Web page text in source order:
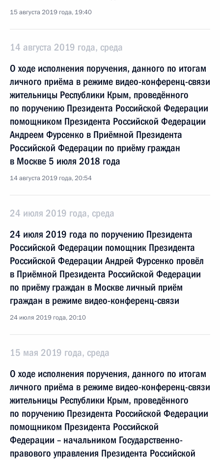
15 августа 2019 года, 19:40
14 августа 2019 года, среда
О ходе исполнения поручения, данного по итогам
личного приёма в режиме видео-конференц-связи
жительницы Республики Крым, проведённого
по поручению Президента Российской Федерации
помощником Президента Российской Федерации
Андреем Фурсенко в Приёмной Президента
Российской Федерации по приёму граждан
в Москве 5 июля 2018 года
14 августа 2019 года, 20:54
24 июля 2019 года, среда
24 июля 2019 года по поручению Президента
Российской Федерации помощник Президента
Российской Федерации Андрей Фурсенко провёл
в Приёмной Президента Российской Федерации
по приёму граждан в Москве личный приём
граждан в режиме видео-конференц-связи
24 июля 2019 года, 20:10
15 мая 2019 года, среда
О ходе исполнения поручения, данного по итогам
личного приёма в режиме видео-конференц-связи
жительницы Республики Крым, проведённого
по поручению Президента Российской Федерации
помощником Президента Российской
Федерации – начальником Государственно-
правового управления Президента Российской